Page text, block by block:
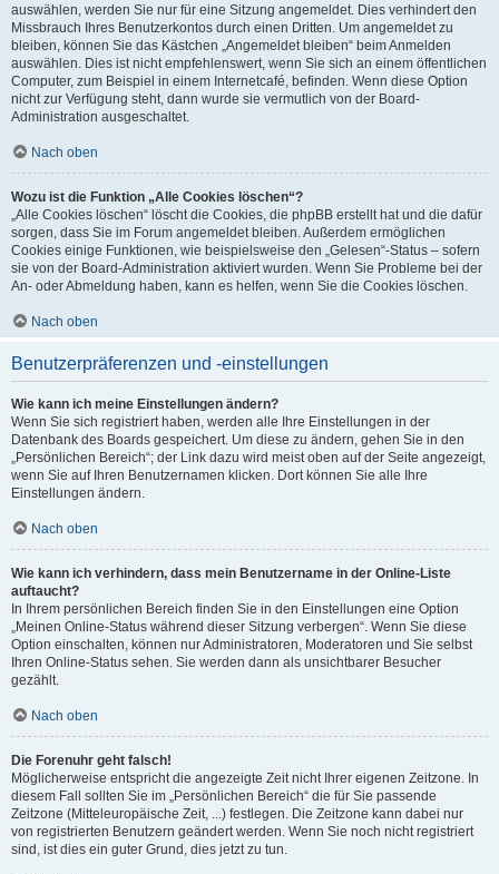
auswählen, werden Sie nur für eine Sitzung angemeldet. Dies verhindert den
Missbrauch Ihres Benutzerkontos durch einen Dritten. Um angemeldet zu
bleiben, können Sie das Kästchen „Angemeldet bleiben“ beim Anmelden
auswählen. Dies ist nicht empfehlenswert, wenn Sie sich an einem öffentlichen
Computer, zum Beispiel in einem Internetcafé, befinden. Wenn diese Option
nicht zur Verfügung steht, dann wurde sie vermutlich von der Board-
Administration ausgeschaltet.
Nach oben
Wozu ist die Funktion „Alle Cookies löschen“?
„Alle Cookies löschen“ löscht die Cookies, die phpBB erstellt hat und die dafür
sorgen, dass Sie im Forum angemeldet bleiben. Außerdem ermöglichen
Cookies einige Funktionen, wie beispielsweise den „Gelesen“-Status – sofern
sie von der Board-Administration aktiviert wurden. Wenn Sie Probleme bei der
An- oder Abmeldung haben, kann es helfen, wenn Sie die Cookies löschen.
Nach oben
Benutzerpräferenzen und -einstellungen
Wie kann ich meine Einstellungen ändern?
Wenn Sie sich registriert haben, werden alle Ihre Einstellungen in der
Datenbank des Boards gespeichert. Um diese zu ändern, gehen Sie in den
„Persönlichen Bereich“; der Link dazu wird meist oben auf der Seite angezeigt,
wenn Sie auf Ihren Benutzernamen klicken. Dort können Sie alle Ihre
Einstellungen ändern.
Nach oben
Wie kann ich verhindern, dass mein Benutzername in der Online-Liste
auftaucht?
In Ihrem persönlichen Bereich finden Sie in den Einstellungen eine Option
„Meinen Online-Status während dieser Sitzung verbergen“. Wenn Sie diese
Option einschalten, können nur Administratoren, Moderatoren und Sie selbst
Ihren Online-Status sehen. Sie werden dann als unsichtbarer Besucher
gezählt.
Nach oben
Die Forenuhr geht falsch!
Möglicherweise entspricht die angezeigte Zeit nicht Ihrer eigenen Zeitzone. In
diesem Fall sollten Sie im „Persönlichen Bereich“ die für Sie passende
Zeitzone (Mitteleuropäische Zeit, ...) festlegen. Die Zeitzone kann dabei nur
von registrierten Benutzern geändert werden. Wenn Sie noch nicht registriert
sind, ist dies ein guter Grund, dies jetzt zu tun.